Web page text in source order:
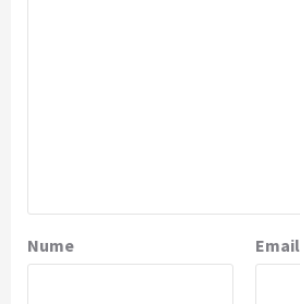
Nume Email